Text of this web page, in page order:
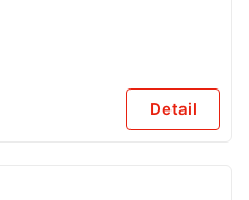
Detail